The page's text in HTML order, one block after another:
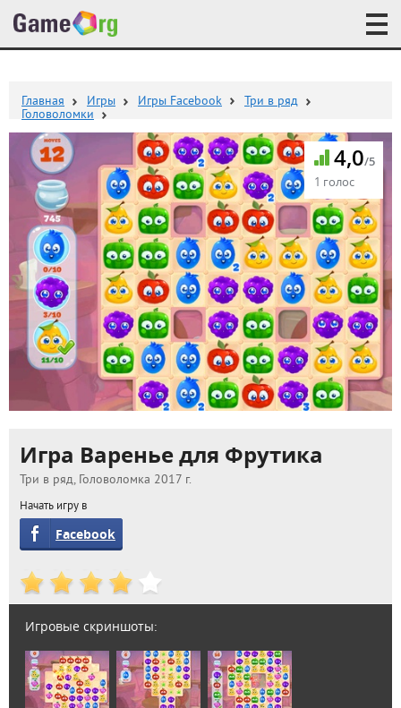
Главная Игры Игры Facebook
Три в ряд
Головоломки
4,0/5
1 голос
Игра Варенье для Фрутика
Три в ряд, Головоломка 2017 г.
Начать игру в
Facebook
Игровые скриншоты: